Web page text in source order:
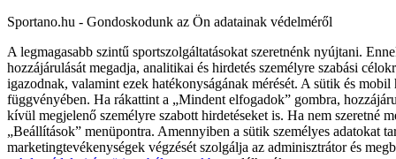
Sportano.hu - Gondoskodunk az Ön adatainak védelméről
A legmagasabb szintű sportszolgáltatásokat szeretnénk nyújtani.
hozzájárulását megadja, analitikai és hirdetés személyre szabási
igazodnak, valamint ezek hatékonyságának mérését. A sütik és
függvényében. Ha rákattint a „Mindent elfogadok” gombra,
kívül megjelenő személyre szabott hirdetéseket is. Ha nem szeretné
„Beállítások” menüpontra. Amennyiben a sütik személyes adatokat
marketingtevékenységek végzését szolgálja az adminisztrátor és